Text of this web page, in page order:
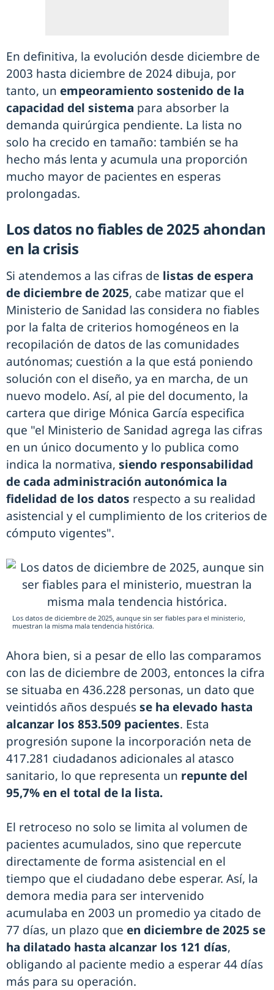
En definitiva, la evolución desde diciembre de
2003 hasta diciembre de 2024 dibuja, por
tanto, un empeoramiento sostenido de la
capacidad del sistema para absorber la
demanda quirúrgica pendiente. La lista no
solo ha crecido en tamaño: también se ha
hecho más lenta y acumula una proporción
mucho mayor de pacientes en esperas
prolongadas.
Los datos no fiables de 2025 ahondan
en la crisis
Si atendemos a las cifras de listas de espera
de diciembre de 2025, cabe matizar que el
Ministerio de Sanidad las considera no fiables
por la falta de criterios homogéneos en la
recopilación de datos de las comunidades
autónomas; cuestión a la que está poniendo
solución con el diseño, ya en marcha, de un
nuevo modelo. Así, al pie del documento, la
cartera que dirige Mónica García especifica
que "el Ministerio de Sanidad agrega las cifras
en un único documento y lo publica como
indica la normativa, siendo responsabilidad
de cada administración autonómica la
fidelidad de los datos respecto a su realidad
asistencial y el cumplimiento de los criterios de
cómputo vigentes".
Los datos de diciembre de 2025, aunque sin ser fiables para el ministerio,
muestran la misma mala tendencia histórica.
Ahora bien, si a pesar de ello las comparamos
con las de diciembre de 2003, entonces la cifra
se situaba en 436.228 personas, un dato que
veintidós años despuésse ha elevado hasta
alcanzar los 853.509 pacientes. Esta
progresión supone la incorporación neta de
417.281 ciudadanos adicionales al atasco
sanitario, lo que representa un repunte del
95,7% en el total de la lista.
El retroceso no solo se limita al volumen de
pacientes acumulados, sino que repercute
directamente de forma asistencial en el
tiempo que el ciudadano debe esperar. Así, la
demora media para ser intervenido
acumulaba en 2003 un promedio ya citado de
77 días, un plazo que en diciembre de 2025 se
ha dilatado hasta alcanzar los 121 días,
obligando al paciente medio a esperar 44 días
más para su operación.